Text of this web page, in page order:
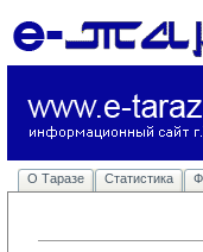
О Таразе Статистика